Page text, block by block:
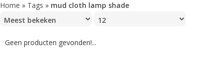
Home » Tags » mud cloth lamp shade
Geen producten gevonden!...